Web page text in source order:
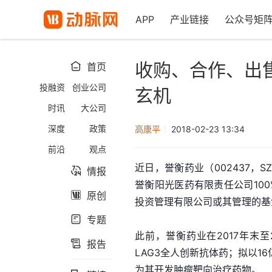
APP 产业链接 公众号矩
 首页
投融资
创业公司
时讯
大公司
深度
政策
前沿
观点
 情报
 原创
 专题
 报告
收购、合作、出
玄机
高康平 2018-02-23 13:34
近日，誉衡药业（002437，
誉衡阳光医药有限责任公司
投资管理有限公司或其管理的
此前，誉衡药业在2017年末
LAG3全人创新抗体药；拟以
为其开发肿瘤靶向治疗药物。